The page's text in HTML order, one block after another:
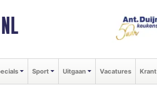
Sport Uitgaan Vacatures Krant